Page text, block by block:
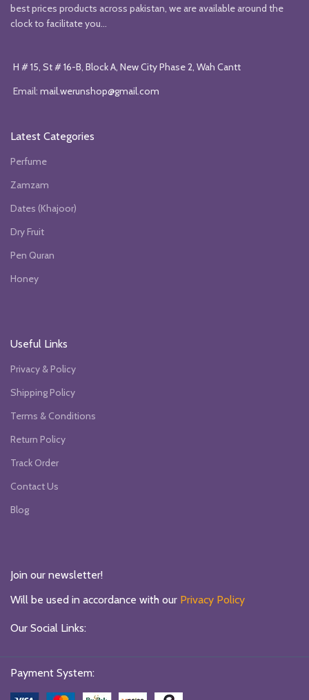
best prices products across pakistan, we are available around the
clock to facilitate you...
H # 15, St # 16-B, Block A, New City Phase 2, Wah Cantt
Email: mail.werunshop@gmail.com
Latest Categories
Perfume
Zamzam
Dates (Khajoor)
Dry Fruit
Pen Quran
Honey
Useful Links
Privacy & Policy
Shipping Policy
Terms & Conditions
Return Policy
Track Order
Contact Us
Blog
Join our newsletter!
Will be used in accordance with our Privacy Policy
Our Social Links:
Payment System: